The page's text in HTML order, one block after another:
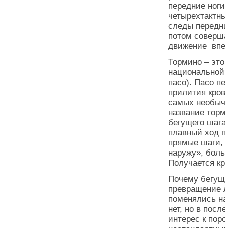
передние
следы
потом
движение
Тормино –
пасо). Пасо
прилития
самых
название
бегущего
плавный ход
прямые шаги,
наружу»,
Получается
Почему
превращение
поменялись
нет, но в
интерес к